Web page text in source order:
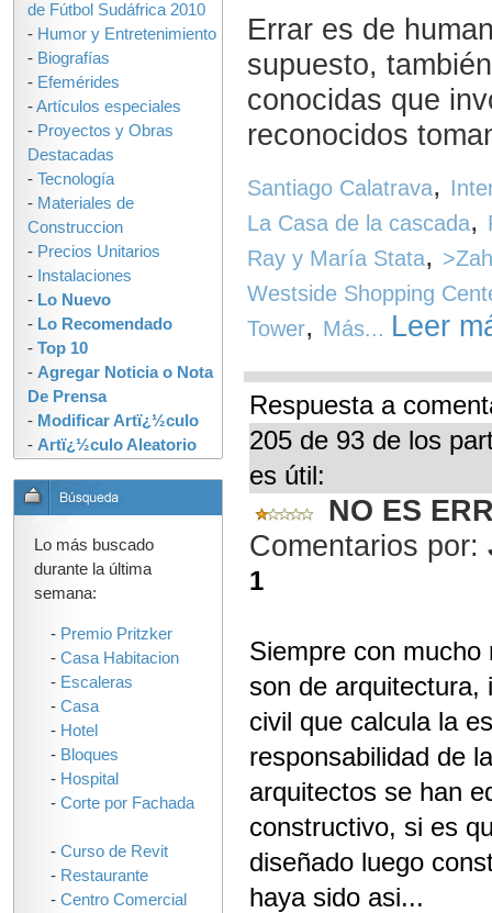
Errar es de
supuesto,
conocidas que
reconocidos
Santiago Calatrava,
La Casa de la cascada,
Ray y María Stata,
Westside Shopping
Tower, Más... Leer
Respuesta a
205 de 93 de los
es útil:
NO ES
Comentarios por:
1
Siempre con
son de arquitectura,
civil que calcula la
responsabilidad de
arquitectos se han
constructivo, si es
diseñado luego
haya sido asi...
de Fútbol Sudáfrica 2010
- Humor y Entretenimiento
- Biografías
- Efemérides
-Artículos especiales
- Proyectos y Obras
Destacadas
- Tecnología
- Materiales de
Construccion
- Precios Unitarios
- Instalaciones
- Lo Nuevo
- Lo Recomendado
- Top 10
- Agregar Noticia o Nota
De Prensa
- Modificar Artï¿½culo
- Artï¿½culo Aleatorio
Lo más buscado
durante la última
semana:
- Premio Pritzker
- Casa Habitacion
- Escaleras
- Casa
- Hotel
- Bloques
- Hospital
- Corte por Fachada
- Curso de Revit
- Restaurante
- Centro Comercial